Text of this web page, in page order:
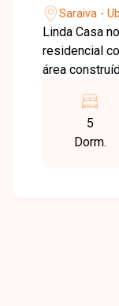
Saraiva -
Linda Casa
residencial
área
banheiros
aquecedor
carros sendo 2
contato
5
Dorm.